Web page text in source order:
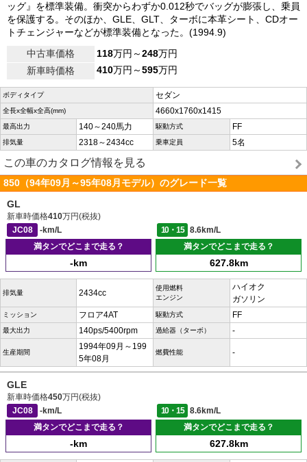
ッグ』を標準装備。衝突からわずか0.012秒でバッグが膨張し、乗員
を保護する。そのほか、GLE、GLT、ターボに本革シート、CDオー
トチェンジャーなどが標準装備となった。(1994.9)
中古車価格
118万円～248万円
新車時価格
410万円～595万円
ボディタイプ セダン
全長x全幅x全高(mm) 4660x1760x1415
最高出力 140～240馬力 駆動方式 FF
排気量 2318～2434cc 乗車定員 5名
この車のカタログ情報を見る
850（94年09月～95年08月モデル）のグレード一覧
GL
新車時価格410万円(税抜)
JC08
-km/L 10・15
8.6km/L
満タンでどこまで走る？
-km
満タンでどこまで走る？
627.8km
排気量 2434cc
使用燃料
エンジン
ハイオク
ガソリン
ミッション フロア4AT 駆動方式 FF
最大出力 140ps/5400rpm 過給器（ターボ） -
生産期間
1994年09月～199
5年08月
燃費性能 -
GLE
新車時価格450万円(税抜)
JC08
-km/L 10・15
8.6km/L
満タンでどこまで走る？
-km
満タンでどこまで走る？
627.8km